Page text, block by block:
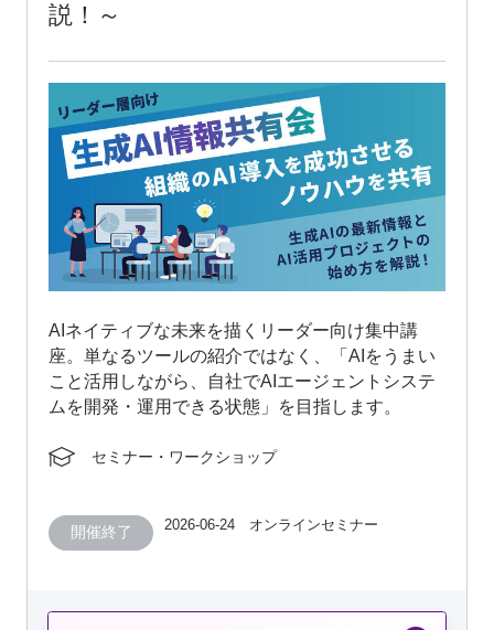
説！～
AIネイティブな未来を描くリーダー向け集中講
座。単なるツールの紹介ではなく、「AIをうまい
こと活用しながら、自社でAIエージェントシステ
ムを開発・運用できる状態」を目指します。
セミナー・ワークショップ
開催終了 2026-06-24 オンラインセミナー